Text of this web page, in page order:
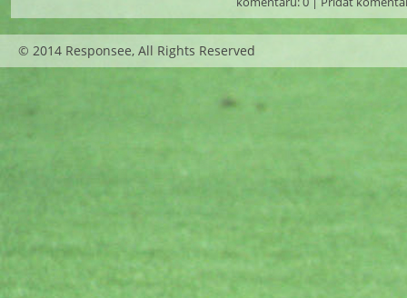
© 2014 Responsee, All Rights Reserved